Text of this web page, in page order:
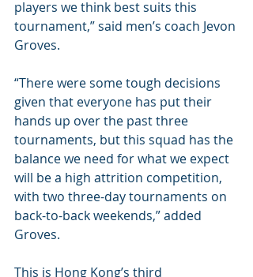
players we think best suits this
tournament,” said men’s coach Jevon
Groves.
“There were some tough decisions
given that everyone has put their
hands up over the past three
tournaments, but this squad has the
balance we need for what we expect
will be a high attrition competition,
with two three-day tournaments on
back-to-back weekends,” added
Groves.
This is Hong Kong’s third